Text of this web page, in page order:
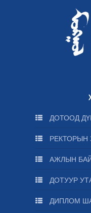
ДОТООД
АЖЛЫН
ДОТУУР
ДИПЛОМ